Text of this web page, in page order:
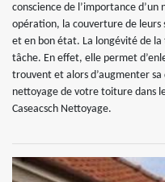
conscience de l’importance
opération, la couverture de leurs
et en bon état. La longévité de
tâche. En effet, elle permet
trouvent et alors d’augmenter
nettoyage de votre toiture dans
Caseacsch Nettoyage.